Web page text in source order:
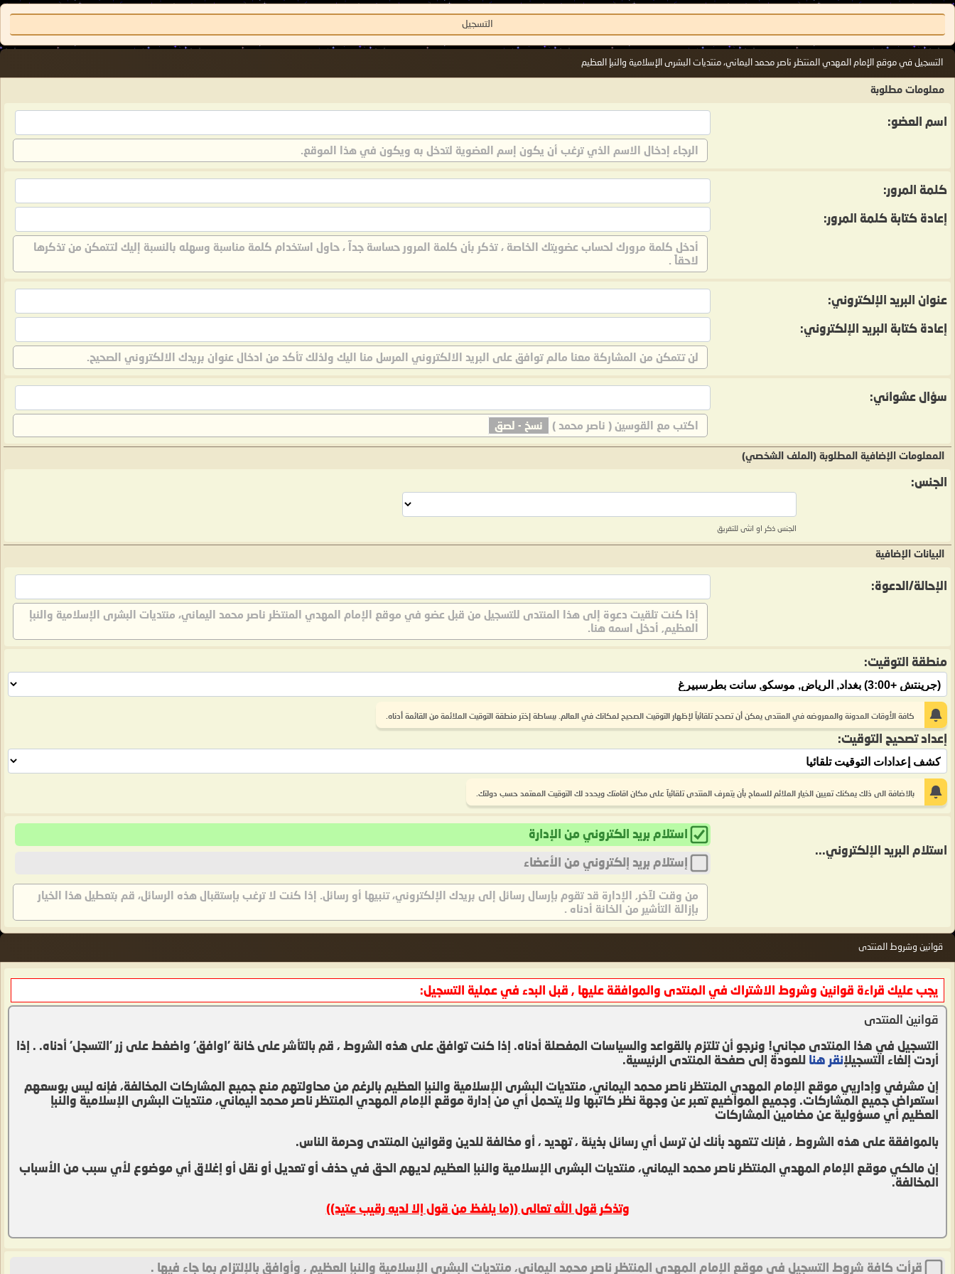
التسجيل
التسجيل في موقع الإمام المهدي المنتظر ناصر محمد اليماني، منتديات البشرى الإسلامية والنبإ العظيم
معلومات مطلوبة
اسم العضو:
الرجاء إدخال الاسم الذي ترغب أن يكون إسم العضوية لتدخل به ويكون في هذا الموقع.
كلمة المرور:
إعادة كتابة كلمة المرور:
أدخل كلمة مرورك لحساب عضويتك الخاصة ، تذكر بأن كلمة المرور حساسة جدآ ، حاول استخدام كلمة مناسبة وسهله بالنسبة إليك لتتمكن من تذكرها
لاحقاً .
عنوان البريد الإلكتروني:
إعادة كتابة البريد الإلكتروني:
لن تتمكن من المشاركة معنا مالم توافق على البريد الالكتروني المرسل منا اليك ولذلك تأكد من ادخال عنوان بريدك الالكتروني الصحيح.
سؤال عشوائي:
اكتب مع القوسين ( ناصر محمد ) نسخ - لصق
المعلومات الإضافية المطلوبة (الملف الشخصي)
الجنس:
الجنس ذكر او انثى للتفريق
البيانات الإضافية
الإحالة/الدعوة:
إذا كنت تلقيت دعوة إلى هذا المنتدى للتسجيل من قبل عضو في موقع الإمام المهدي المنتظر ناصر محمد اليماني، منتديات البشرى الإسلامية والنبإ
العظيم, أدخل اسمه هنا.
منطقة التوقيت:
كافة الأوقات المدونة والمعروضه في المنتدى يمكن أن تصحح تلقائيآ لإظهار التوقيت الصحيح لمكانك في العالم. ببساطة إختر منطقة التوقيت الملائمة من القائمة أدناه.
إعداد تصحيح التوقيت:
بالاضافة الى ذلك يمكنك تعيين الخيار الملائم للسماح بأن يتعرف المنتدى تلقائيآ على مكان اقامتك ويحدد لك التوقيت المعتمد حسب دولتك.
استلام البريد الإلكتروني...
استلام بريد الكتروني من الإدارة
إستلام بريد إلكتروني من الأعضاء
من وقت لآخر, الإدارة قد تقوم بإرسال رسائل إلى بريدك الإلكتروني، تنبيها أو رسائل. إذا كنت لا ترغب بإستقبال هذه الرسائل، قم بتعطيل هذا الخيار
بإزالة التأشير من الخانة أدناه .
قوانين وشروط المنتدى
يجب عليك قراءة قوانين وشروط الاشتراك في المنتدى والموافقة عليها , قبل البدء في عملية التسجيل:
قوانين المنتدى
التسجيل في هذا المنتدى مجاني! ونرجو أن تلتزم بالقواعد والسياسات المفصلة أدناه. إذا كنت توافق على هذه الشروط ، قم بالتأشر على خانة 'اوافق' واضغط على زر 'التسجل' أدناه. . إذا
أردت إلغاء التسجيلإنقر هنا للعودة إلى صفحة المنتدى الرئيسية.
إن مشرفي وإداريي موقع الإمام المهدي المنتظر ناصر محمد اليماني، منتديات البشرى الإسلامية والنبإ العظيم بالرغم من محاولتهم منع جميع المشاركات المخالفة، فإنه ليس بوسعهم
استعراض جميع المشاركات. وجميع المواضيع تعبر عن وجهة نظر كاتبها ولا يتحمل أي من إدارة موقع الإمام المهدي المنتظر ناصر محمد اليماني، منتديات البشرى الإسلامية والنبإ
العظيم أي مسؤولية عن مضامين المشاركات
بالموافقة على هذه الشروط ، فإنك تتعهد بأنك لن ترسل أي رسائل بذيئة ، تهديد ، أو مخالفة للدين وقوانين المنتدى وحرمة الناس.
إن مالكي موقع الإمام المهدي المنتظر ناصر محمد اليماني، منتديات البشرى الإسلامية والنبإ العظيم لديهم الحق في حذف أو تعديل أو نقل أو إغلاق أي موضوع لأي سبب من الأسباب
المخالفة.
وتذكر قول الله تعالى ((ما يلفظ من قول إلا لديه رقيب عتيد))
قرأت كافة شروط التسجيل في موقع الإمام المهدي المنتظر ناصر محمد اليماني، منتديات البشرى الإسلامية والنبإ العظيم ، وأوافق بالإلتزام بما جاء فيها .